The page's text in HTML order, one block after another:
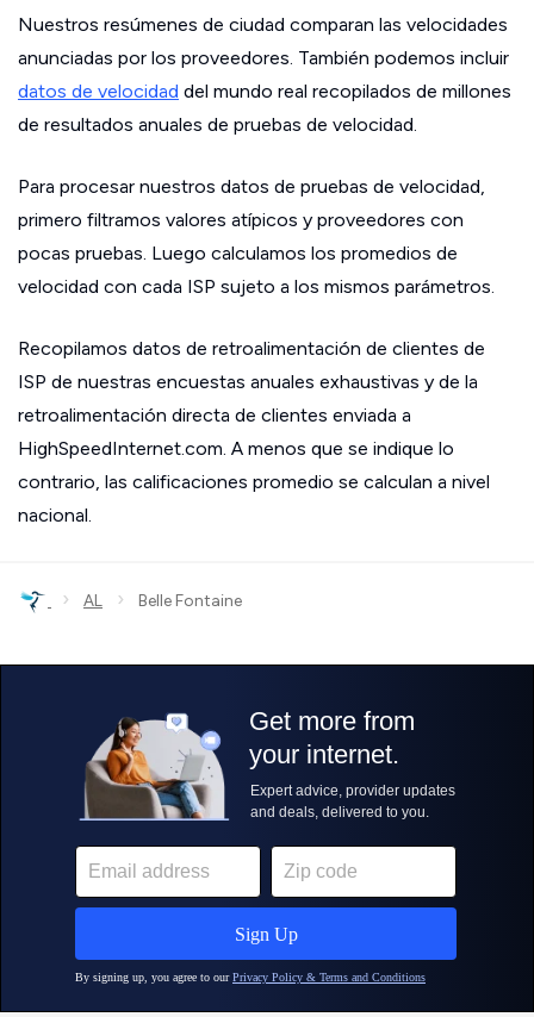
Nuestros resúmenes de ciudad comparan las velocidades
anunciadas por los proveedores. También podemos incluir
datos de velocidad del mundo real recopilados de millones
de resultados anuales de pruebas de velocidad.
Para procesar nuestros datos de pruebas de velocidad,
primero filtramos valores atípicos y proveedores con
pocas pruebas. Luego calculamos los promedios de
velocidad con cada ISP sujeto a los mismos parámetros.
Recopilamos datos de retroalimentación de clientes de
ISP de nuestras encuestas anuales exhaustivas y de la
retroalimentación directa de clientes enviada a
HighSpeedInternet.com. A menos que se indique lo
contrario, las calificaciones promedio se calculan a nivel
nacional.
› AL › Belle Fontaine